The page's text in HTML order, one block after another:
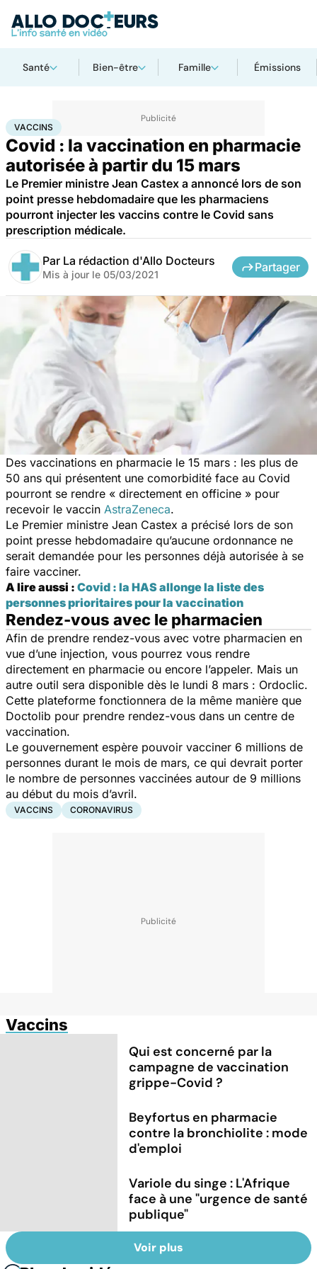
Santé Bien-être Famille Émissions
AccueilSanté Vaccins
VACCINS
Covid : la vaccination en pharmacie
autorisée à partir du 15 mars
Le Premier ministre Jean Castex a annoncé lors de son
point presse hebdomadaire que les pharmaciens
pourront injecter les vaccins contre le Covid sans
prescription médicale.
Par La rédaction d'Allo Docteurs
Mis à jour le 05/03/2021
Partager
Des vaccinations en pharmacie le 15 mars : les plus de
50 ans qui présentent une comorbidité face au Covid
pourront se rendre « directement en officine » pour
recevoir le vaccin AstraZeneca.
Le Premier ministre Jean Castex a précisé lors de son
point presse hebdomadaire qu’aucune ordonnance ne
serait demandée pour les personnes déjà autorisée à se
faire vacciner.
A lire aussi : Covid : la HAS allonge la liste des
personnes prioritaires pour la vaccination
Rendez-vous avec le pharmacien
Afin de prendre rendez-vous avec votre pharmacien en
vue d’une injection, vous pourrez vous rendre
directement en pharmacie ou encore l’appeler. Mais un
autre outil sera disponible dès le lundi 8 mars : Ordoclic.
Cette plateforme fonctionnera de la même manière que
Doctolib pour prendre rendez-vous dans un centre de
vaccination.
Le gouvernement espère pouvoir vacciner 6 millions de
personnes durant le mois de mars, ce qui devrait porter
le nombre de personnes vaccinées autour de 9 millions
au début du mois d’avril.
VACCINS CORONAVIRUS
Vaccins
Qui est concerné par la
campagne de vaccination
grippe-Covid ?
Beyfortus en pharmacie
contre la bronchiolite : mode
d'emploi
Variole du singe : L'Afrique
face à une "urgence de santé
publique"
Voir plus